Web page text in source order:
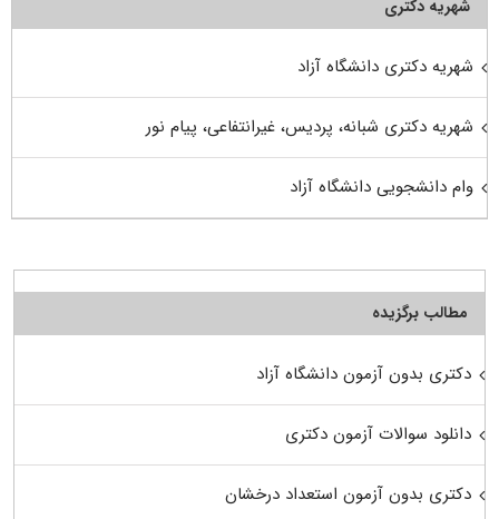
شهریه دکتری
شهریه دکتری دانشگاه آزاد
شهریه دکتری شبانه، پردیس، غیرانتفاعی، پیام نور
وام دانشجویی دانشگاه آزاد
مطالب برگزیده
دکتری بدون آزمون دانشگاه آزاد
دانلود سوالات آزمون دکتری
دکتری بدون آزمون استعداد درخشان